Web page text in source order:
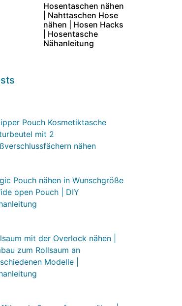
Hosentaschen nähen
| Nahttaschen Hose
nähen | Hosen Hacks
| Hosentasche
Nähanleitung
Pouch Kosmetiktasche
mit 2
nähen
Pouch nähen in Wunschgröße
open Pouch | DIY
mit der Overlock nähen |
zum Rollsaum an
Modelle |